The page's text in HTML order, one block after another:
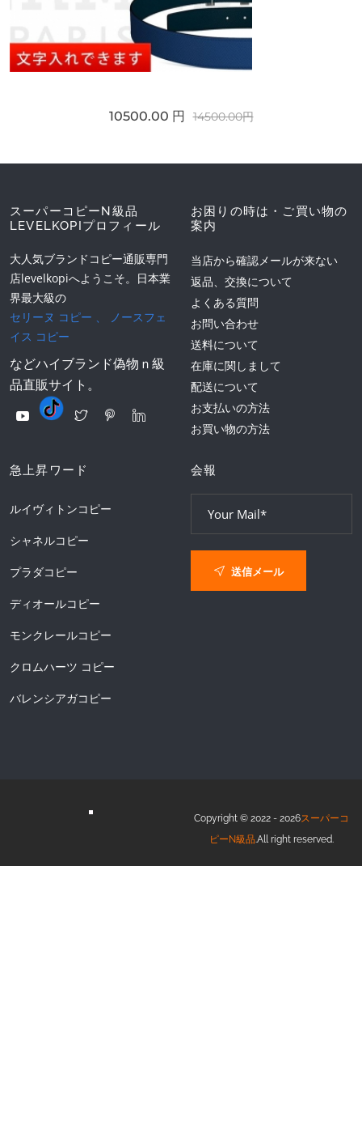
10500.00 円 14500.00円
スーパーコピーN級品
LEVELKOPIプロフィール
大人気ブランドコピー通販専門
店levelkopiへようこそ。日本業
界最大級の
セリーヌ コピー 、
ノースフェ
イス コピー
などハイブランド偽物ｎ級
品直販サイト。
お困りの時は・ご買い物の
案内
当店から確認メールが来ない
返品、交換について
よくある質問
お問い合わせ
送料について
在庫に関しまして
配送について
お支払いの方法
お買い物の方法
急上昇ワード
ルイヴィトンコピー
シャネルコピー
プラダコピー
ディオールコピー
モンクレールコピー
クロムハーツ コピー
バレンシアガコピー
会報
送信メール
Copyright © 2022 - 2026スーパーコ
ピーN級品.All right reserved.